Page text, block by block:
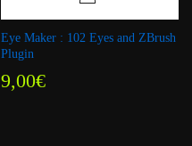
Eye Maker : 102 Eyes and ZBrush
Plugin
9,00€